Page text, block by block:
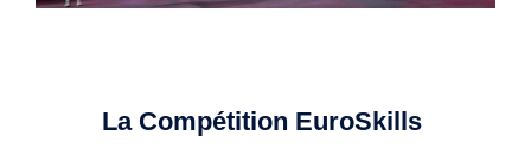
Photos
La Compétition EuroSkills